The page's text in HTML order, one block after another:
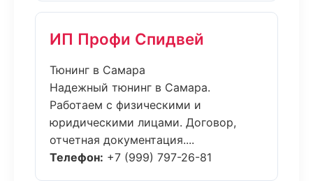
ИП Профи Спидвей
Тюнинг в Самара
Надежный тюнинг в Самара.
Работаем с физическими и
юридическими лицами. Договор,
отчетная документация....
Телефон: +7 (999) 797-26-81